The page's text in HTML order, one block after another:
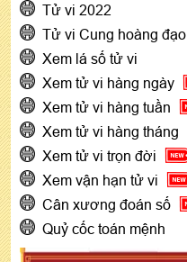
Tử vi 2022
Tử vi Cung hoàng đạo
Xem lá số tử vi
Xem tử vi hàng ngày
Xem tử vi hàng tuần
Xem tử vi hàng tháng
Xem tử vi trọn đời
Xem vận hạn tử vi
Cân xương đoán số
Quỷ cốc toán mệnh